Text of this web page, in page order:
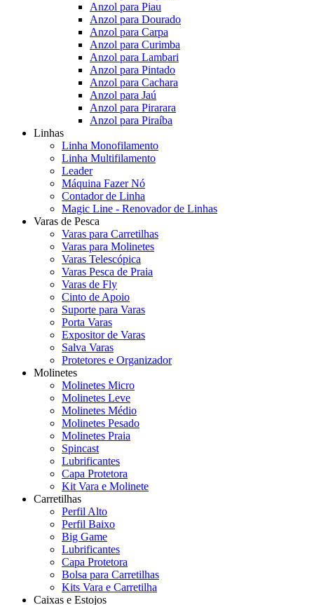
Anzol para Piau
Anzol para Dourado
Anzol para Carpa
Anzol para Curimba
Anzol para Lambari
Anzol para Pintado
Anzol para Cachara
Anzol para Jaú
Anzol para Pirarara
Anzol para Piraíba
Linhas
Linha Monofilamento
Linha Multifilamento
Leader
Máquina Fazer Nó
Contador de Linha
Magic Line - Renovador de Linhas
Varas de Pesca
Varas para Carretilhas
Varas para Molinetes
Varas Telescópica
Varas Pesca de Praia
Varas de Fly
Cinto de Apoio
Suporte para Varas
Porta Varas
Expositor de Varas
Salva Varas
Protetores e Organizador
Molinetes
Molinetes Micro
Molinetes Leve
Molinetes Médio
Molinetes Pesado
Molinetes Praia
Spincast
Lubrificantes
Capa Protetora
Kit Vara e Molinete
Carretilhas
Perfil Alto
Perfil Baixo
Big Game
Lubrificantes
Capa Protetora
Bolsa para Carretilhas
Kits Vara e Carretilha
Caixas e Estojos